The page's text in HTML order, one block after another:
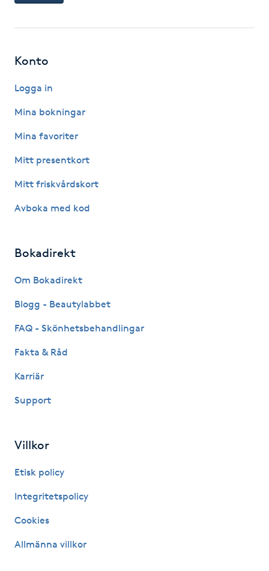
Hypnos
Hårförlängning
Hårvård
Hälsprickor
Idrottsmassage
IPL hårborttagning
IR-massage
Japansk massage
K18
Kemisk peeling
Konto
Logga in
Mina bokningar
Mina favoriter
Mitt presentkort
Mitt friskvårdskort
Avboka med kod
Bokadirekt
Om Bokadirekt
Blogg - Beautylabbet
FAQ - Skönhetsbehandlingar
Fakta & Råd
Karriär
Support
Villkor
Etisk policy
Integritetspolicy
Cookies
Allmänna villkor